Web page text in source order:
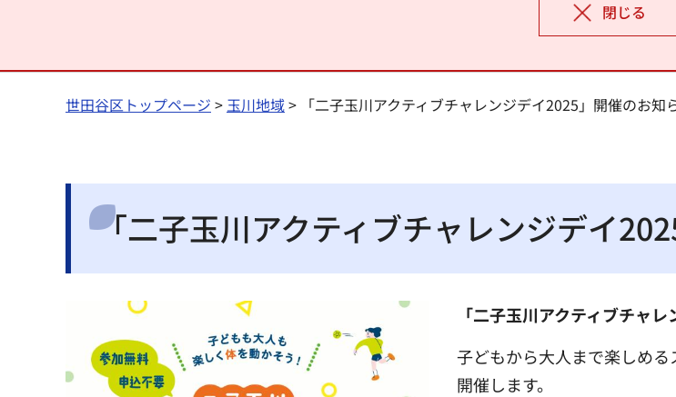
閉じる
世田谷区トップページ > 玉川地域> 「二子玉川アクティブチャレンジデイ2025」開催のお知
「二子玉川アクティブチャレンジデイ
「二子玉川アクティブチャ
子どもから大人まで楽しめ
開催します。